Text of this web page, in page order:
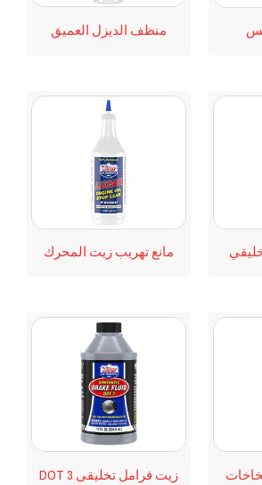
منظف الديزل العميق
مانع تهريب زيت المحرك
زيت فرامل تخليقى DOT 3